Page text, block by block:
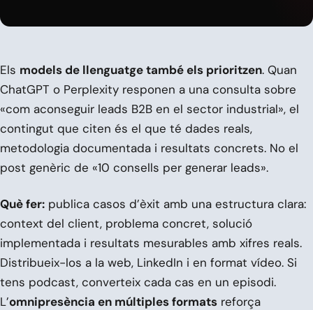
Els models de llenguatge també els prioritzen. Quan
ChatGPT o Perplexity responen a una consulta sobre
«com aconseguir leads B2B en el sector industrial», el
contingut que citen és el que té dades reals,
metodologia documentada i resultats concrets. No el
post genèric de «10 consells per generar leads».
Què fer: publica casos d’èxit amb una estructura clara:
context del client, problema concret, solució
implementada i resultats mesurables amb xifres reals.
Distribueix-los a la web, LinkedIn i en format vídeo. Si
tens podcast, converteix cada cas en un episodi.
L’omnipresència en múltiples formats reforça